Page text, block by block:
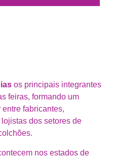
os principais integrantes
feiras, formando um
entre fabricantes,
dos setores de
nos estados de